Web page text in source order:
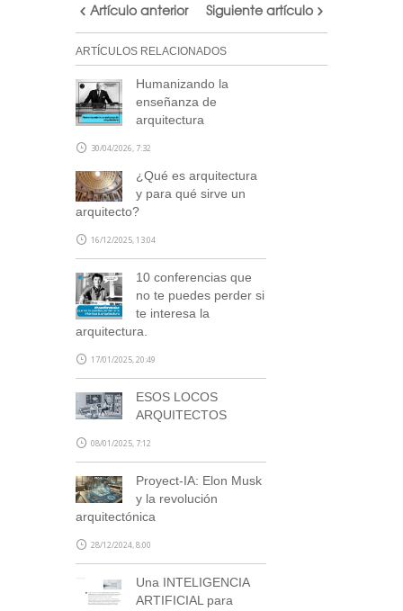
Artículo anterior Siguiente artículo
ARTÍCULOS RELACIONADOS
Humanizando la
enseñanza de
arquitectura
30/04/2026, 7:32
¿Qué es arquitectura
y para qué sirve un
arquitecto?
16/12/2025, 13:04
10 conferencias que
no te puedes perder si
te interesa la
arquitectura.
17/01/2025, 20:49
ESOS LOCOS
ARQUITECTOS
08/01/2025, 7:12
Proyect-IA: Elon Musk
y la revolución
arquitectónica
28/12/2024, 8:00
Una INTELIGENCIA
ARTIFICIAL para